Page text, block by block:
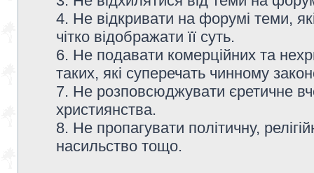
4. Не відкривати на форумі теми,
чітко відображати її суть.
6. Не подавати комерційних та
таких, які суперечать чинному
7. Не розповсюджувати єретичне
християнства.
8. Не пропагувати політичну,
насильство тощо.